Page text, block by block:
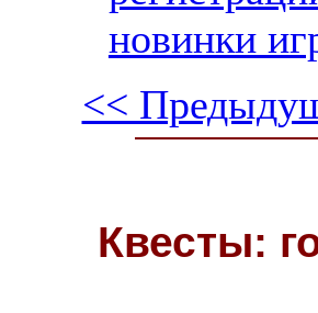
новинки
<<
Квесты: